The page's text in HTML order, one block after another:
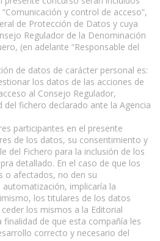
y control de acceso”,
de Protección de Datos y cuya
Regulador de la Denominación
(en adelante “Responsable del
de datos de carácter personal es:
los datos de las acciones de
al Consejo Regulador,
del fichero declarado ante la Agencia
participantes en el presente
de los datos, su consentimiento y
del Fichero para la inclusión de los
detallado. En el caso de que los
o afectados, no den su
implicaría la
los titulares de los datos
los mismos a la Editorial
finalidad de que esta compañía les
correcto y necesario del